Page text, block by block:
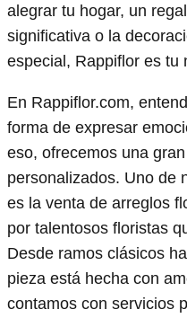
alegrar tu hogar, un
significativa o la
especial, Rappiflor es tu
En Rappiflor.com,
forma de expresar
eso, ofrecemos una
personalizados. Uno de
es la venta de arreglos
por talentosos floristas
Desde ramos clásicos
pieza está hecha con
contamos con servicios